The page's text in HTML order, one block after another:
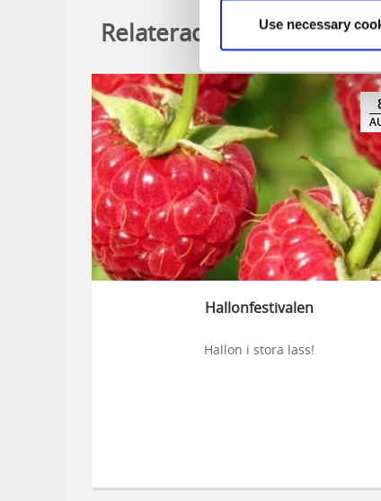
Use necessary
Relaterade evenemang
Hallonfestivalen
Hallon i stora lass!